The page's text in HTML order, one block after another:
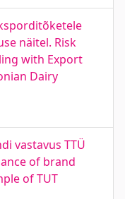
näitel. Risk
with Export
Dairy
vastavus TTÜ
of brand
of TUT